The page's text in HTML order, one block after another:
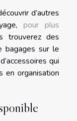
d’autres
pour plus
trouverez des
bagages sur le
qui
en organisation